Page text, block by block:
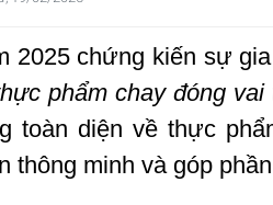
2025 chứng kiến sự
phẩm chay đóng vai
toàn diện về thực
thông minh và góp